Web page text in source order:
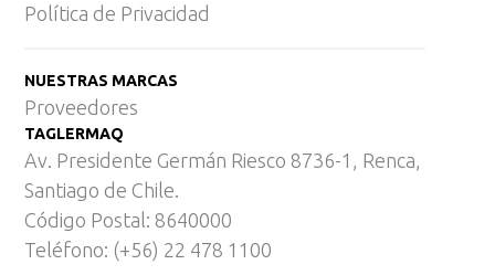
Política de Privacidad
NUESTRAS MARCAS
Proveedores
TAGLERMAQ
Av. Presidente Germán Riesco 8736-1, Renca,
Santiago de Chile.
Código Postal: 8640000
Teléfono: (+56) 22 478 1100